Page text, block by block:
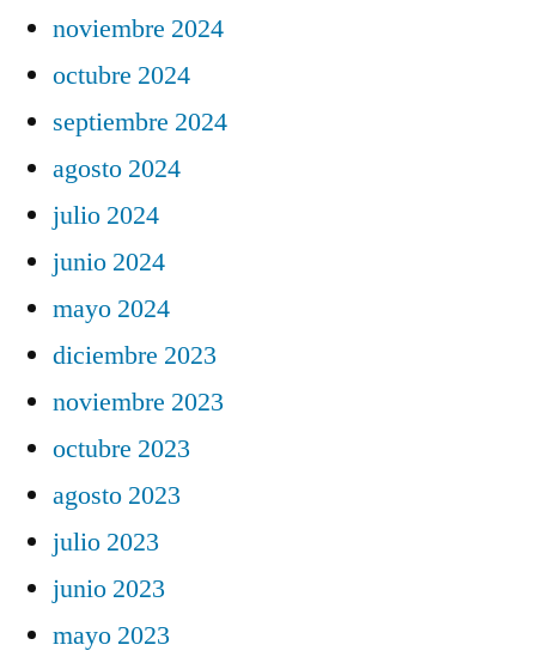
noviembre 2024
octubre 2024
septiembre 2024
agosto 2024
julio 2024
junio 2024
mayo 2024
diciembre 2023
noviembre 2023
octubre 2023
agosto 2023
julio 2023
junio 2023
mayo 2023